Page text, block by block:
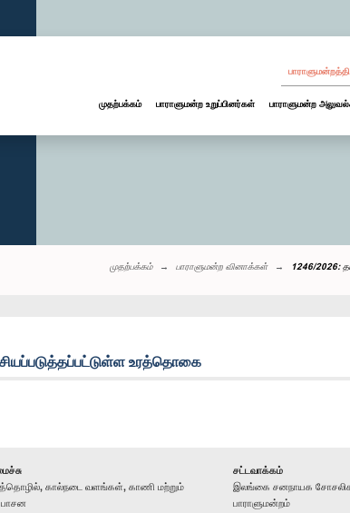
முதற்பக்கம் பாராளுமன்ற உறுப்பினர்கள் பாராளுமன்ற
முதற்பக்கம் பாராளுமன்ற வினாக்கள் 1246/2026:
உரத்தொகை
கால்நடை வளங்கள், காணி மற்றும்
சட்டவாக்கம்
இலங்கை சனநாயக
பாராளுமன்றம்